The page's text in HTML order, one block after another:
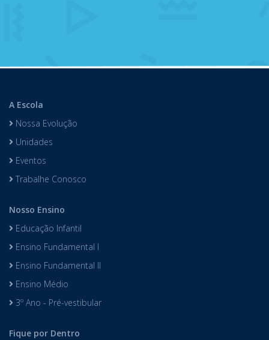
A Escola
Nossa Evolução
Unidades
Eventos
Trabalhe Conosco
Nosso Ensino
Educação Infantil
Ensino Fundamental I
Ensino Fundamental II
Ensino Médio
3º Ano - Pré-vestibular
Fique por Dentro